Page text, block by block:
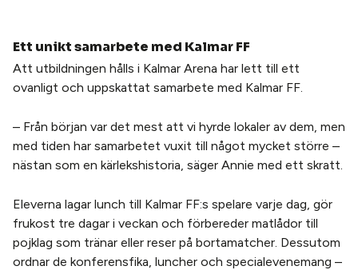
Ett unikt samarbete med Kalmar FF
Att utbildningen hålls i Kalmar Arena har lett till ett
ovanligt och uppskattat samarbete med Kalmar FF.
– Från början var det mest att vi hyrde lokaler av dem, men
med tiden har samarbetet vuxit till något mycket större –
nästan som en kärlekshistoria, säger Annie med ett skratt.
Eleverna lagar lunch till Kalmar FF:s spelare varje dag, gör
frukost tre dagar i veckan och förbereder matlådor till
pojklag som tränar eller reser på bortamatcher. Dessutom
ordnar de konferensfika, luncher och specialevenemang –